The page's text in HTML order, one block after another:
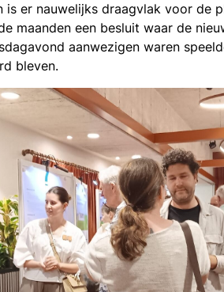
is er nauwelijks draagvlak voor de
maanden een besluit waar de
aanwezigen waren
bleven.